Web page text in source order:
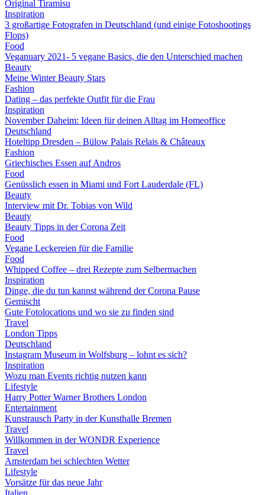
Original Tiramisu
Inspiration
3 großartige Fotografen in Deutschland (und einige Fotoshootings
Flops)
Food
Veganuary 2021- 5 vegane Basics, die den Unterschied machen
Beauty
Meine Winter Beauty Stars
Fashion
Dating – das perfekte Outfit für die Frau
Inspiration
November Daheim: Ideen für deinen Alltag im Homeoffice
Deutschland
Hoteltipp Dresden – Bülow Palais Relais & Châteaux
Fashion
Griechisches Essen auf Andros
Food
Genüsslich essen in Miami und Fort Lauderdale (FL)
Beauty
Interview mit Dr. Tobias von Wild
Beauty
Beauty Tipps in der Corona Zeit
Food
Vegane Leckereien für die Familie
Food
Whipped Coffee – drei Rezepte zum Selbermachen
Inspiration
Dinge, die du tun kannst während der Corona Pause
Gemischt
Gute Fotolocations und wo sie zu finden sind
Travel
London Tipps
Deutschland
Instagram Museum in Wolfsburg – lohnt es sich?
Inspiration
Wozu man Events richtig nutzen kann
Lifestyle
Harry Potter Warner Brothers London
Entertainment
Kunstrausch Party in der Kunsthalle Bremen
Travel
Willkommen in der WONDR Experience
Travel
Amsterdam bei schlechten Wetter
Lifestyle
Vorsätze für das neue Jahr
Italien